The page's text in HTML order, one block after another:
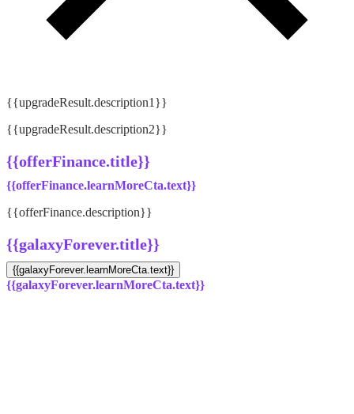
{{upgradeResult.description1}}
{{upgradeResult.description2}}
{{offerFinance.title}}
{{offerFinance.learnMoreCta.text}}
{{offerFinance.description}}
{{galaxyForever.title}}
{{galaxyForever.learnMoreCta.text}}
{{galaxyForever.learnMoreCta.text}}